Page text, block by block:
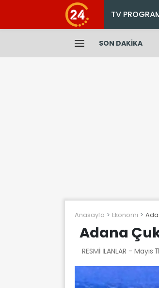
TV
SON DAKİKA
Anasayfa Ekonomi
Adana
RESMİ İLANLAR - Mayıs